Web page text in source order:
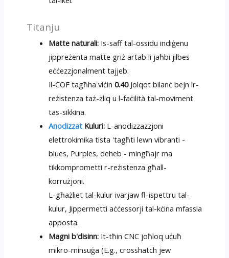
Titanju
Matte naturali: Is-saff tal-ossidu indiġenu
jippreżenta matte griż artab li jaħbi jilbes
eċċezzjonalment tajjeb.
Il-COF tagħha viċin0.40Jolqot bilanċ bejn ir-
reżistenza taż-żliq u l-faċilità tal-moviment
tas-sikkina.
Anodizzat Kuluri: L-anodizzazzjoni
elettrokimika tista 'tagħti lewn vibranti -
blues, Purples, deheb - mingħajr ma
tikkomprometti r-reżistenza għall-
korrużjoni.
L-għażliet tal-kulur ivarjaw fl-ispettru tal-
kulur, Jippermetti aċċessorji tal-kċina mfassla
apposta.
Magni b'disinn: It-tħin CNC joħloq uċuħ
mikro-minsuġa (E.g., crosshatch jew